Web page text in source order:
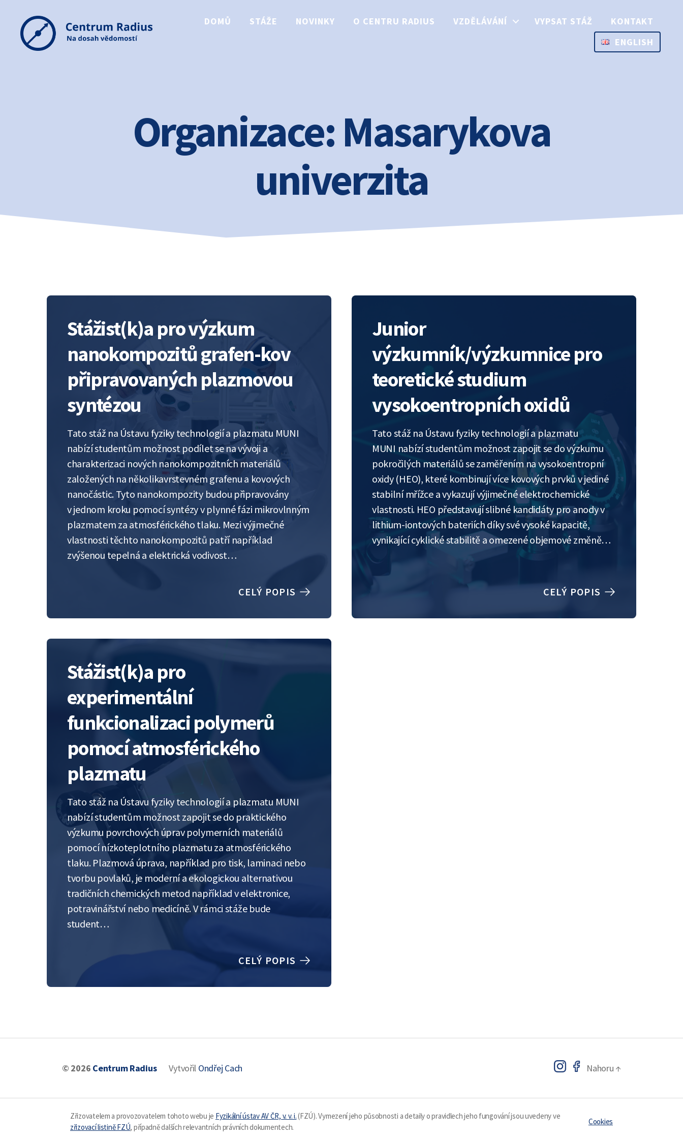
DOMŮ STÁŽE NOVINKY O CENTRU RADIUS VZDĚLÁVÁNÍ VYPSAT STÁŽ
KONTAKT
ENGLISH
Organizace:Masarykova
univerzita
Stážist(k)a pro výzkum
nanokompozitů grafen-kov
připravovaných plazmovou
syntézou
Tato stáž na Ústavu fyziky technologií a plazmatu MUNI
nabízí studentům možnost podílet se na vývoji a
charakterizaci nových nanokompozitních materiálů
založených na několikavrstevném grafenu a kovových
nanočástic. Tyto nanokompozity budou připravovány
v jednom kroku pomocí syntézy v plynné fázi mikrovlnným
plazmatem za atmosférického tlaku. Mezi výjimečné
vlastnosti těchto nanokompozitů patří například
zvýšenou tepelná a elektrická vodivost…
CELÝ POPIS
Junior
výzkumník/výzkumnice pro
teoretické studium
vysokoentropních oxidů
Tato stáž na Ústavu fyziky technologií a plazmatu
MUNI nabízí studentům možnost zapojit se do výzkumu
pokročilých materiálů se zaměřením na vysokoentropní
oxidy (HEO), které kombinují více kovových prvků v jediné
stabilní mřížce a vykazují výjimečné elektrochemické
vlastnosti. HEO představují slibné kandidáty pro anody v
lithium-iontových bateriích díky své vysoké kapacitě,
vynikající cyklické stabilitě a omezené objemové změně…
CELÝ POPIS
Stážist(k)a pro
experimentální
funkcionalizaci polymerů
pomocí atmosférického
plazmatu
Tato stáž na Ústavu fyziky technologií a plazmatu MUNI
nabízí studentům možnost zapojit se do praktického
výzkumu povrchových úprav polymerních materiálů
pomocí nízkoteplotního plazmatu za atmosférického
tlaku. Plazmová úprava, například pro tisk, laminaci nebo
tvorbu povlaků, je moderní a ekologickou alternativou
tradičních chemických metod například v elektronice,
potravinářství nebo medicíně. V rámci stáže bude
student…
CELÝ POPIS
© 2026 Centrum Radius Vytvořil Ondřej Cach Nahoru ↑
Zřizovatelem a provozovatelem tohoto webu je Fyzikální ústav AV ČR, v. v. i.(FZÚ). Vymezení jeho působnosti a detaily o pravidlech jeho fungování jsou uvedeny ve
zřizovací listině FZÚ, případně dalších relevantních právních dokumentech.
Cookies